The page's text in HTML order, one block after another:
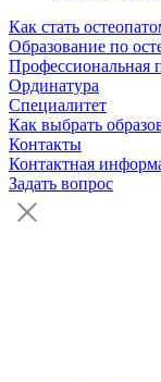
Как стать
Образование по
Профессиональная
Ординатура
Специалитет
Как выбрать
Контакты
Контактная
Задать вопрос